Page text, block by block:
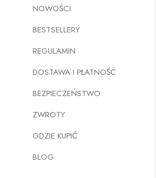
NOWOŚCI
BESTSELLERY
REGULAMIN
DOSTAWA I PŁATNOŚĆ
BEZPIECZEŃSTWO
ZWROTY
GDZIE KUPIĆ
BLOG